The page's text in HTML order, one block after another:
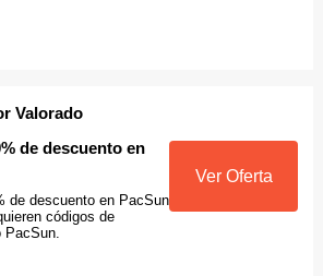
Valorado
de descuento en
de descuento en PacSun
códigos de
PacSun.
Ver Oferta